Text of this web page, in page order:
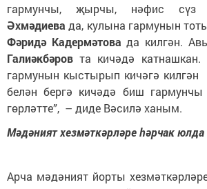
гармунчы, җырчы, нәфис сүз
Әхмәдиевада, кулына гармунын
Фәридә Кадермәтовада килгән.
Галиәкбәров та кичәдә катнашкан.
гармунын кыстырып кичәгә
белән бергә кичәдә биш
гөрләтте”, – диде Вәсилә ханым.
Мәдәният хезмәткәрләре һәрчак юлда
Арча мәдәният йорты